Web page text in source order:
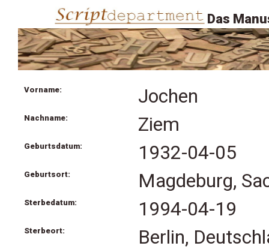
Das
Vorname: Jochen
Nachname: Ziem
Geburtsdatum: 1932-04-05
Geburtsort: Magdeburg,
Sterbedatum: 1994-04-19
Sterbeort: Berlin,